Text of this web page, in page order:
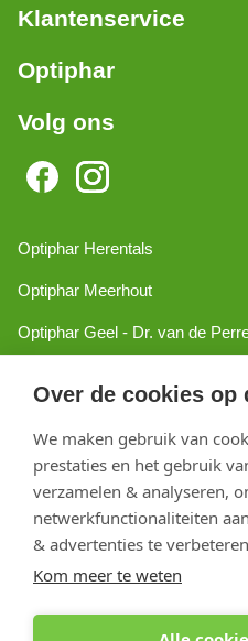
Over de cookies op
We maken gebruik van
prestaties en het gebruik
verzamelen & analyseren,
netwerkfunctionaliteiten
& advertenties te
Kom meer te weten
Klantenservice
Optiphar
Volg ons
Optiphar Herentals
Optiphar Meerhout
Optiphar Geel - Dr. van de
Optiphar Mol
Copyright 2026